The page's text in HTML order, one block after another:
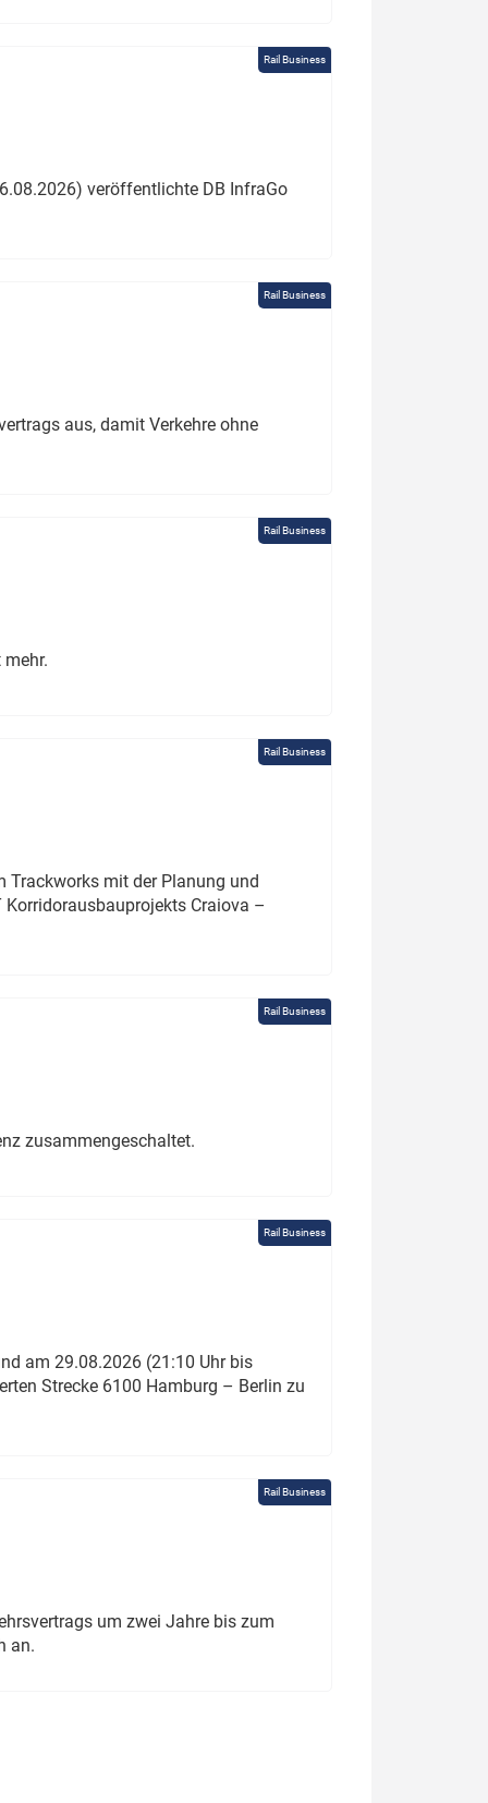
Rail Business
veröffentlichte DB InfraGo
Rail Business
aus, damit Verkehre ohne
Rail Business
Rail Business
Trackworks mit der Planung und
Craiova –
Rail Business
zusammengeschaltet.
Rail Business
am 29.08.2026 (21:10 Uhr bis
Strecke 6100 Hamburg – Berlin zu
Rail Business
um zwei Jahre bis zum
an.